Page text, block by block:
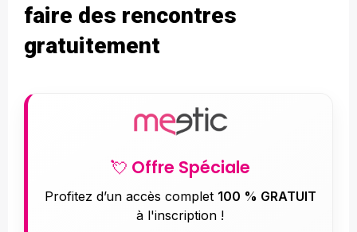
faire des rencontres
gratuitement
💘 Offre Spéciale
Profitez d’un accès complet 100 % GRATUIT
à l'inscription !